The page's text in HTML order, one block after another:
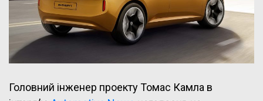
Головний інженер проекту Томас Камла в